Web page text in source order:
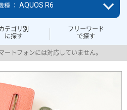
テゴリ別
に探す
フリーワード
で探す
種 ： AQUOS R6
ートフォンには対応していません。